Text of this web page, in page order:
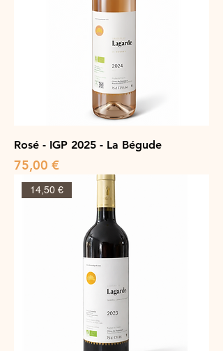
Rosé - IGP 2025 - La Bégude
Prix
75,00 €
14,50 €